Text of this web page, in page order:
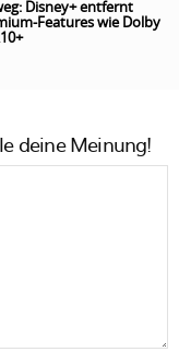
Disney+ entfernt
Features wie Dolby
deine Meinung!